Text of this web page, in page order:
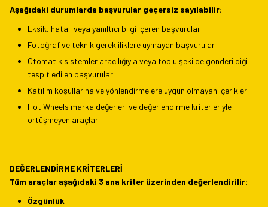
Aşağıdaki durumlarda başvurular geçersiz sayılabilir:
Eksik, hatalı veya yanıltıcı bilgi içeren başvurular
Fotoğraf ve teknik gerekliliklere uymayan başvurular
Otomatik sistemler aracılığıyla veya toplu şekilde gönderildiği
tespit edilen başvurular
Katılım koşullarına ve yönlendirmelere uygun olmayan içerikler
Hot Wheels marka değerleri ve değerlendirme kriterleriyle
örtüşmeyen araçlar
DEĞERLENDİRME KRİTERLERİ
Tüm araçlar aşağıdaki 3 ana kriter üzerinden değerlendirilir:
Özgünlük